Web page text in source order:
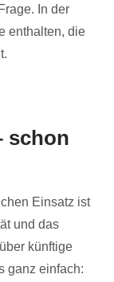
In der
enthalten, die
schon
Einsatz ist
und das
künftige
ganz einfach: